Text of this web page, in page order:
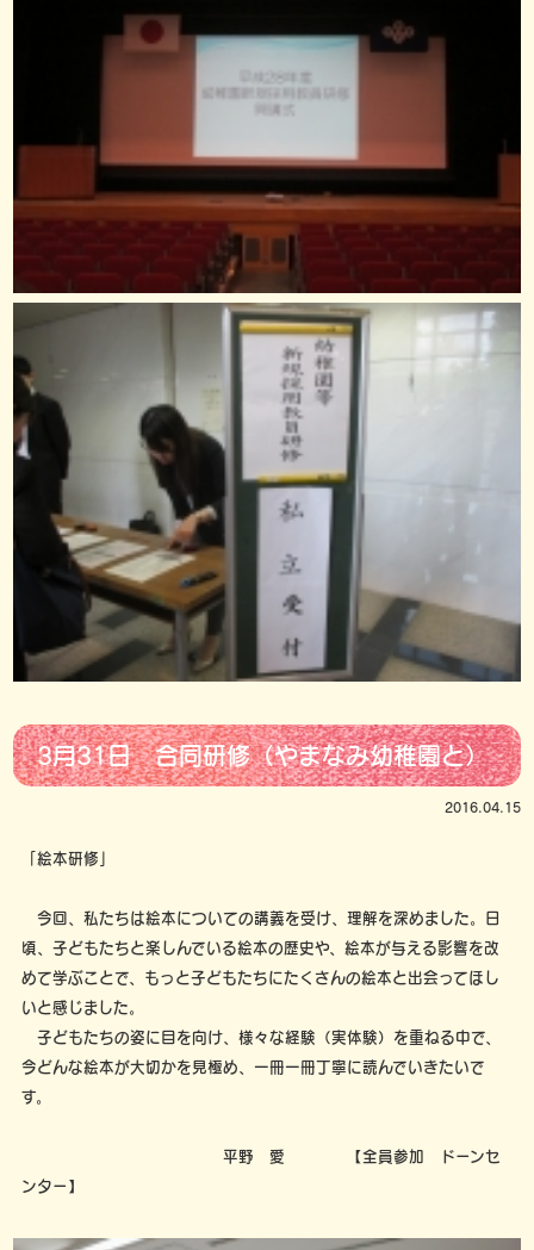
3月31日 合同研修（やまなみ幼稚園と）
2016.04.15
「絵本研修」
今回、私たちは絵本についての講義を受け、理解を深めました。日
頃、子どもたちと楽しんでいる絵本の歴史や、絵本が与える影響を改
めて学ぶことで、もっと子どもたちにたくさんの絵本と出会ってほし
いと感じました。
子どもたちの姿に目を向け、様々な経験（実体験）を重ねる中で、
今どんな絵本が大切かを見極め、一冊一冊丁寧に読んでいきたいで
す。
平野 愛 【全員参加 ドーンセ
ンター】